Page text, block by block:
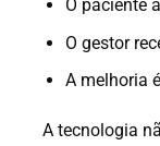
O paciente
O gestor
A melhoria
A tecnologia